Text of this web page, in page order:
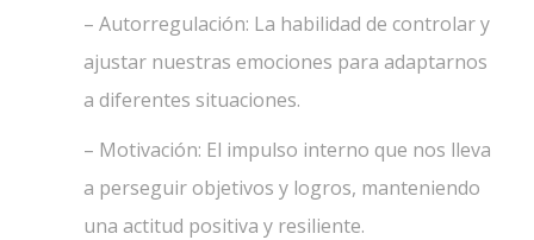
– Autorregulación: La habilidad de controlar y
ajustar nuestras emociones para adaptarnos
a diferentes situaciones.
– Motivación: El impulso interno que nos lleva
a perseguir objetivos y logros, manteniendo
una actitud positiva y resiliente.